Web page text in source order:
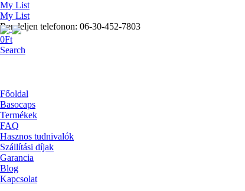
My List
My List
Rendeljen telefonon: 06-30-452-7803
0Ft
Search
Főoldal
Basocaps
Termékek
FAQ
Hasznos tudnivalók
Szállítási díjak
Garancia
Blog
Kapcsolat